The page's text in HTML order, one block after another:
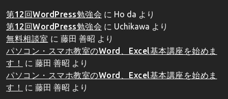
第12回WordPress勉強会 に Ho da より
第12回WordPress勉強会 に Uchikawa より
無料相談室 に 藤田 善昭 より
パソコン・スマホ教室のWord、Excel基本講座を始めま
す！
に 藤田 善昭 より
パソコン・スマホ教室のWord、Excel基本講座を始めま
す！
に 藤田 善昭 より